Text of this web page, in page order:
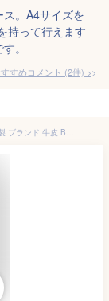
。A4サイズを
持って行えます
。
すめコメント (2件) >
【今だけポイント10倍】ビジネスバッグ メンズ 日本製 ブランド 牛皮 BAGGEX 暁 あかつき ブリーフバッグ 3層式 ダークブラウン ネイビー ギフト 送料無料